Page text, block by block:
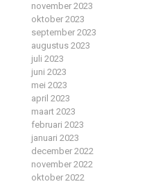
november 2023
oktober 2023
september 2023
augustus 2023
juli 2023
juni 2023
mei 2023
april 2023
maart 2023
februari 2023
januari 2023
december 2022
november 2022
oktober 2022